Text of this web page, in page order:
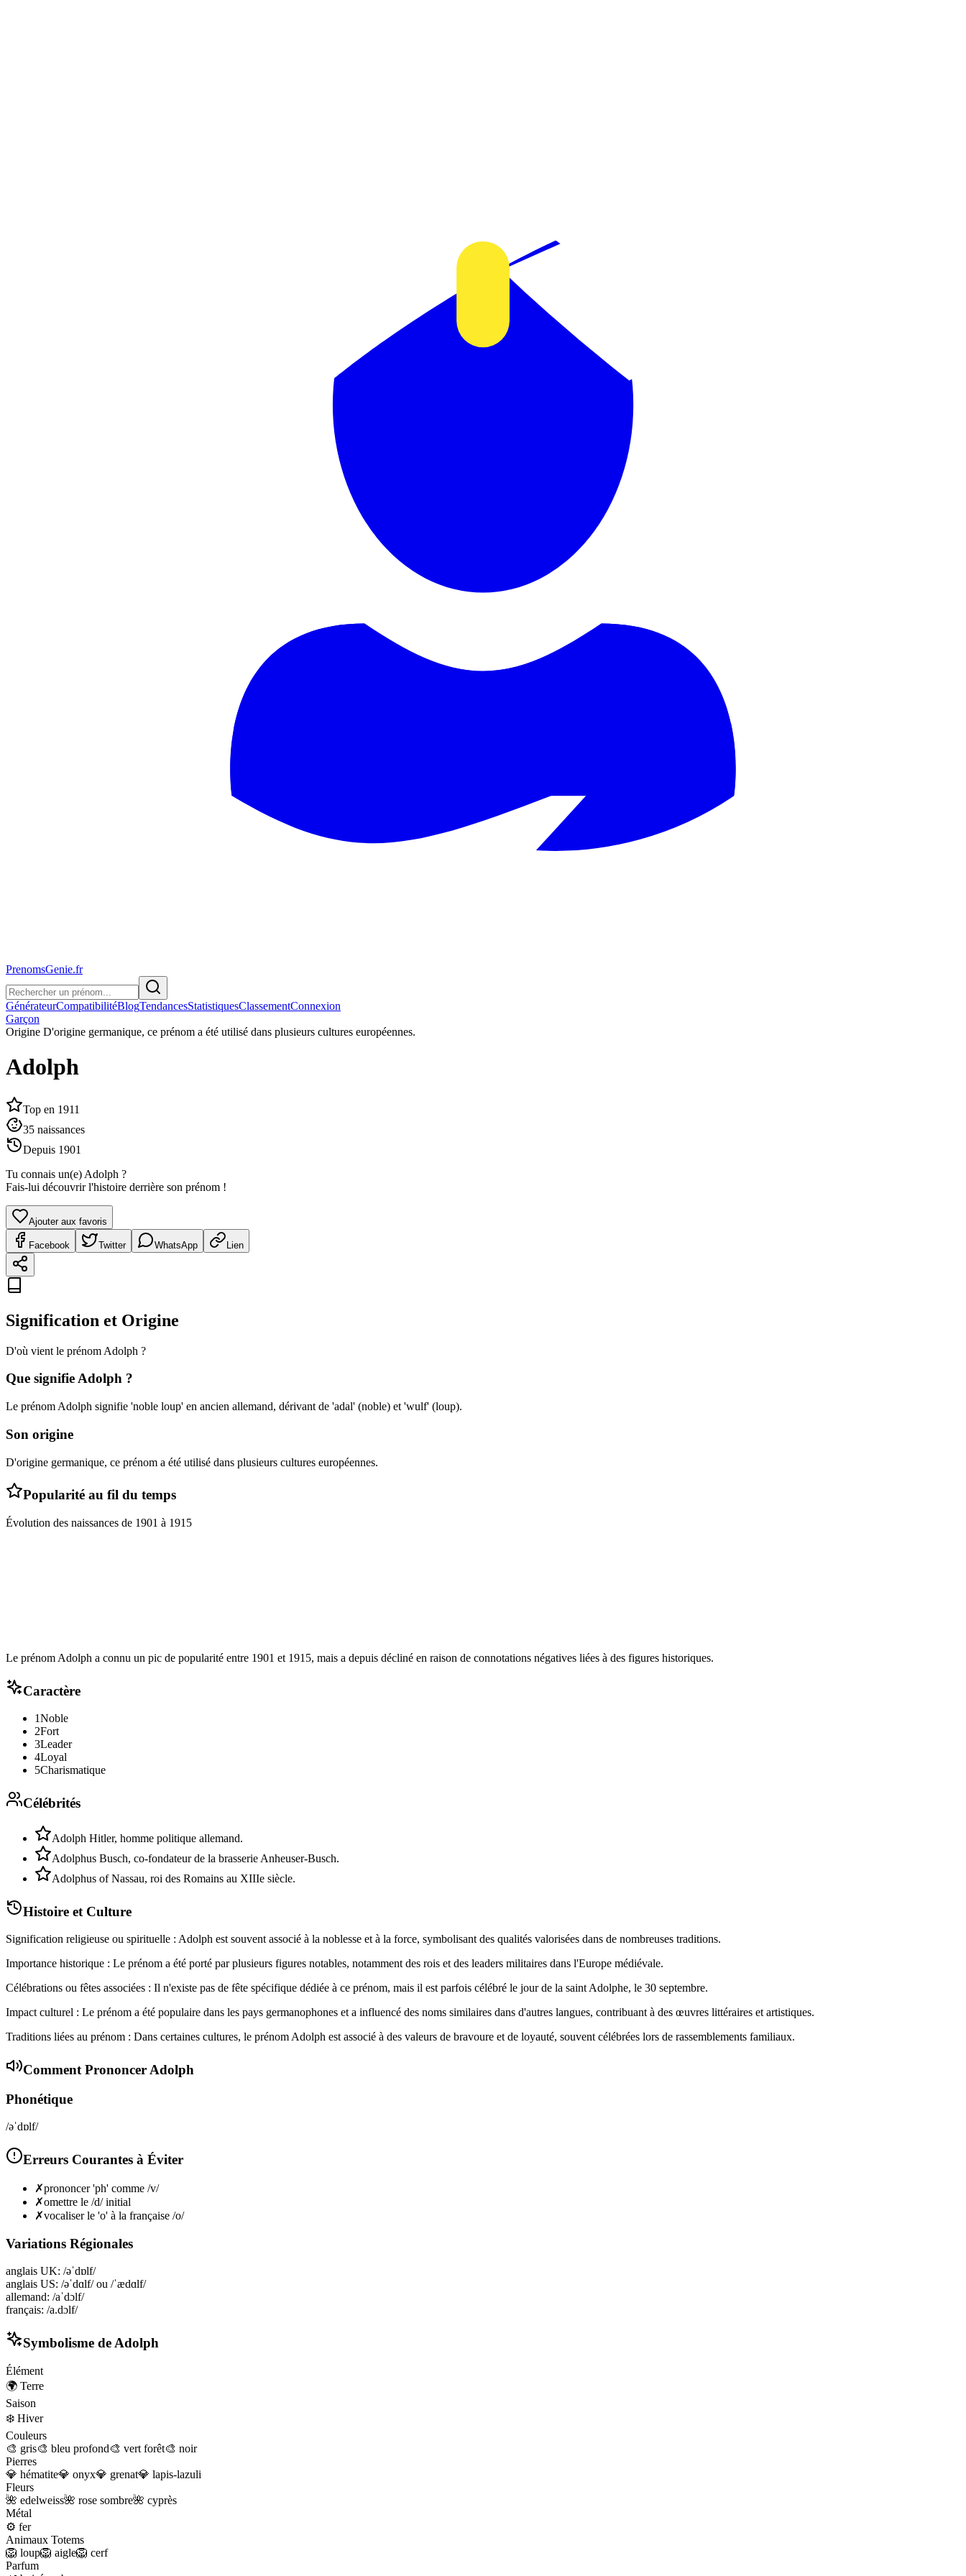
PrenomsGenie.fr
GénérateurCompatibilitéBlogTendancesStatistiquesClassementConnexion
Garçon
Origine D'origine germanique, ce prénom a été utilisé dans plusieurs cultures européennes.
Adolph
Top en 1911
35 naissances
Depuis 1901
Tu connais un(e) Adolph ?
Fais-lui découvrir l'histoire derrière son prénom !
Ajouter aux favoris
Facebook Twitter WhatsApp Lien
Signification et Origine
D'où vient le prénom Adolph ?
Que signifieAdolph ?
Le prénom Adolph signifie 'noble loup' en ancien allemand, dérivant de 'adal' (noble) et 'wulf' (loup).
Son origine
D'origine germanique, ce prénom a été utilisé dans plusieurs cultures européennes.
Popularité au fil du temps
Évolution des naissances de 1901 à 1915
Le prénom Adolph a connu un pic de popularité entre 1901 et 1915, mais a depuis décliné en raison de connotations négatives liées à des figures historiques.
Caractère
1Noble
2Fort
3Leader
4Loyal
5Charismatique
Célébrités
Adolph Hitler, homme politique allemand.
Adolphus Busch, co-fondateur de la brasserie Anheuser-Busch.
Adolphus of Nassau, roi des Romains au XIIIe siècle.
Histoire et Culture
Signification religieuse ou spirituelle : Adolph est souvent associé à la noblesse et à la force, symbolisant des qualités valorisées dans de nombreuses traditions.
Importance historique : Le prénom a été porté par plusieurs figures notables, notamment des rois et des leaders militaires dans l'Europe médiévale.
Célébrations ou fêtes associées : Il n'existe pas de fête spécifique dédiée à ce prénom, mais il est parfois célébré le jour de la saint Adolphe, le 30 septembre.
Impact culturel : Le prénom a été populaire dans les pays germanophones et a influencé des noms similaires dans d'autres langues, contribuant à des œuvres littéraires et artistiques.
Traditions liées au prénom : Dans certaines cultures, le prénom Adolph est associé à des valeurs de bravoure et de loyauté, souvent célébrées lors de rassemblements familiaux.
Comment Prononcer Adolph
Phonétique
/əˈdɒlf/
Erreurs Courantes à Éviter
✗prononcer 'ph' comme /v/
✗omettre le /d/ initial
✗vocaliser le 'o' à la française /o/
Variations Régionales
anglais UK: /əˈdɒlf/
anglais US: /əˈdɑlf/ ou /ˈædɑlf/
allemand: /aˈdɔlf/
français: /a.dɔlf/
Symbolisme de Adolph
Élément
🌍 Terre
Saison
❄️ Hiver
Couleurs
🎨 gris🎨 bleu profond🎨 vert forêt🎨 noir
Pierres
💎 hématite💎 onyx💎 grenat💎 lapis-lazuli
Fleurs
🌺 edelweiss🌺 rose sombre🌺 cyprès
Métal
⚙️ fer
Animaux Totems
🦁 loup🦁 aigle🦁 cerf
Parfum